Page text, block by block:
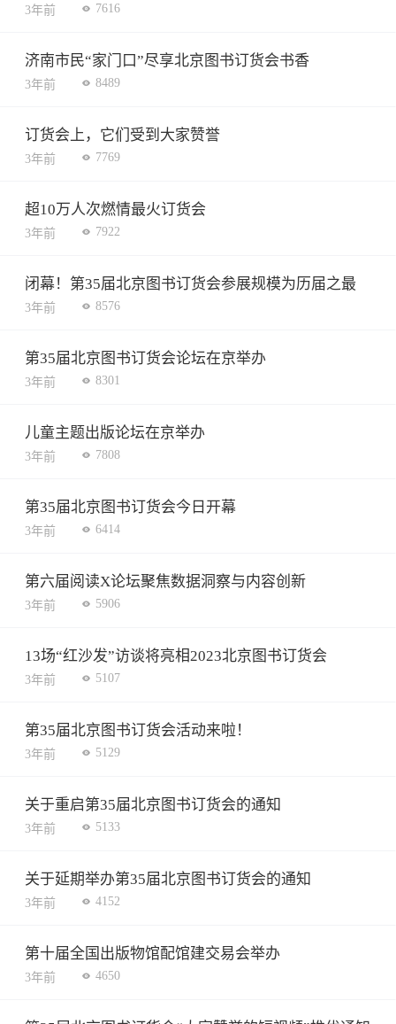
3年前 7616
济南市民“家门口”尽享北京图书订货会书香
3年前 8489
订货会上，它们受到大家赞誉
3年前 7769
超10万人次燃情最火订货会
3年前 7922
闭幕！第35届北京图书订货会参展规模为历届之最
3年前 8576
第35届北京图书订货会论坛在京举办
3年前 8301
儿童主题出版论坛在京举办
3年前 7808
第35届北京图书订货会今日开幕
3年前 6414
第六届阅读X论坛聚焦数据洞察与内容创新
3年前 5906
13场“红沙发”访谈将亮相2023北京图书订货会
3年前 5107
第35届北京图书订货会活动来啦！
3年前 5129
关于重启第35届北京图书订货会的通知
3年前 5133
关于延期举办第35届北京图书订货会的通知
3年前 4152
第十届全国出版物馆配馆建交易会举办
3年前 4650